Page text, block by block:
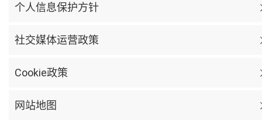
个人信息保护方针
社交媒体运营政策
Cookie政策
网站地图